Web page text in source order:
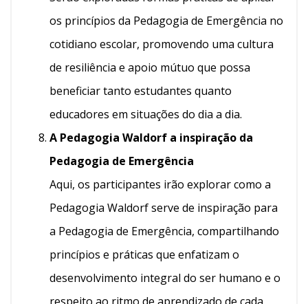
os princípios da Pedagogia de Emergência no
cotidiano escolar, promovendo uma cultura
de resiliência e apoio mútuo que possa
beneficiar tanto estudantes quanto
educadores em situações do dia a dia.
A Pedagogia Waldorf a inspiração da
Pedagogia de Emergência
Aqui, os participantes irão explorar como a
Pedagogia Waldorf serve de inspiração para
a Pedagogia de Emergência, compartilhando
princípios e práticas que enfatizam o
desenvolvimento integral do ser humano e o